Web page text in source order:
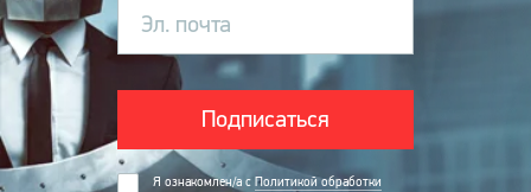
Эл. почта
Подписаться
Я ознакомлен/а с Политикой обработки